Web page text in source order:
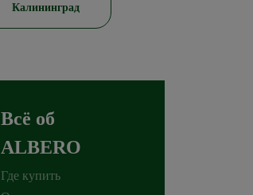
Калининград
Всё об
ALBERO
Где купить